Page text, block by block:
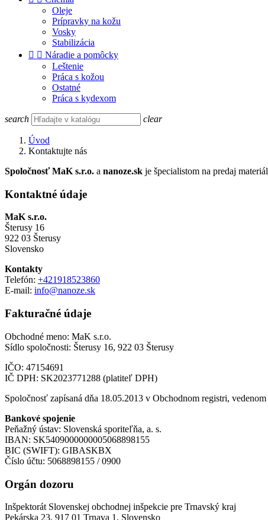
Oleje
Prípravky na kožu
Vosky
Stabilizácia
  Náradie a pomôcky
Leštenie
Práca s kožou
Ostatné
Práca s kydexom
search clear
Úvod
Kontaktujte nás
Spoločnosť MaK s.r.o. a nanoze.sk je špecialistom na predaj
Kontaktné údaje
MaK s.r.o.
Šterusy 16
922 03 Šterusy
Slovensko
Kontakty
Telefón: +421918523860
E-mail: info@nanoze.sk
Fakturačné údaje
Obchodné meno: MaK s.r.o.
Sídlo spoločnosti: Šterusy 16, 922 03 Šterusy
IČO: 47154691
IČ DPH: SK2023771288 (platiteľ DPH)
Spoločnosť zapísaná dňa 18.05.2013 v Obchodnom registri,
Bankové spojenie
Peňažný ústav: Slovenská sporiteľňa, a. s.
IBAN: SK5409000000005068898155
BIC (SWIFT): GIBASKBX
Číslo účtu: 5068898155 / 0900
Orgán dozoru
Inšpektorát Slovenskej obchodnej inšpekcie pre Trnavský kraj
Pekárska 23, 917 01 Trnava 1, Slovensko